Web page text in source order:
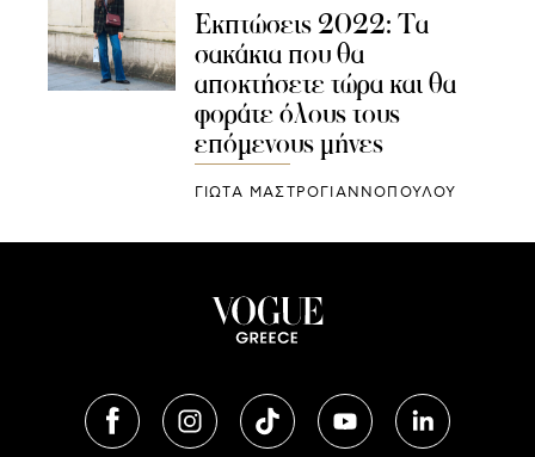
Εκπτώσεις 2022: Τα
σακάκια που θα
αποκτήσετε τώρα και θα
φοράτε όλους τους
επόμενους μήνες
ΓΙΩΤΑ ΜΑΣΤΡΟΓΙΑΝΝΟΠΟΥΛΟΥ